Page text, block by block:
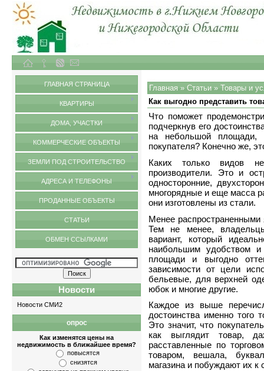
ГЛАВНАЯ СТРАНИЦА
КВАРТИРЫ
ДОМА, УЧАСТКИ
КОММЕРЧЕСКИЕ ОБЪЕКТЫ
ЗЕМЛИ ПОД СТРОИТЕЛЬСТВО
АДРЕСА И ТЕЛЕФОНЫ
ПРОДАННЫЕ ОБЪЕКТЫ
СТАТЬИ
ОБМЕН ССЫЛКАМИ
Новости
Новости СМИ2
опрос
Как изменятся цены на
недвижимость в ближайшее время?
повысятся
снизятся
Главная » Статьи » Товары и
Как выгодно представить
Что поможет
подчеркнув его
на небольшой площади,
покупателя? Конечно же,
Каких только видов
производители. Это и
односторонние,
многорядные и еще масса
они изготовлены из стали.
Менее
Тем не менее,
вариант, который
наибольшим удобством и
площади и выгодно
зависимости от цели
бельевые, для верхней
юбок и многие другие.
Каждое из выше
достоинства именно того
Это значит, что
как выглядит товар,
расставленные по
товаром, вешала,
магазина и побуждают их к
Квартиры-однокомнатные,